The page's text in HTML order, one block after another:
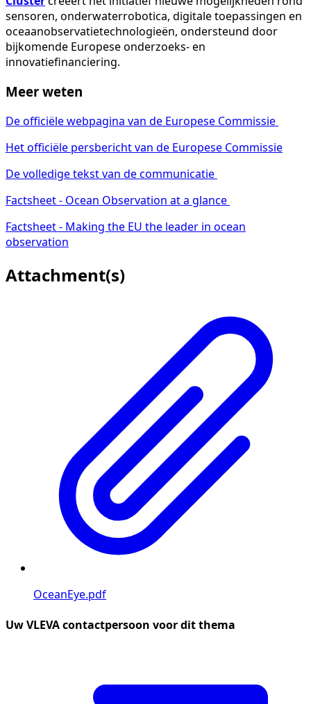
sensoren, onderwaterrobotica, digitale toepassingen en
oceaanobservatietechnologieën, ondersteund door
bijkomende Europese onderzoeks- en
innovatiefinanciering.
Meer weten
De officiële webpagina van de Europese Commissie
Het officiële persbericht van de Europese Commissie
De volledige tekst van de communicatie
Factsheet - Ocean Observation at a glance
Factsheet - Making the EU the leader in ocean
observation
Attachment(s)
OceanEye.pdf
Uw VLEVA contactpersoon voor dit thema